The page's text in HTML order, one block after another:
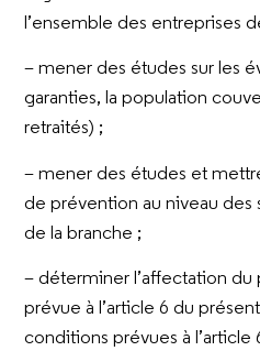
l’ensemble des entreprises
– mener des études sur les
garanties, la population
retraités) ;
– mener des études et
de prévention au niveau des
de la branche ;
– déterminer l’affectation
prévue à l’article 6 du
conditions prévues à l’article